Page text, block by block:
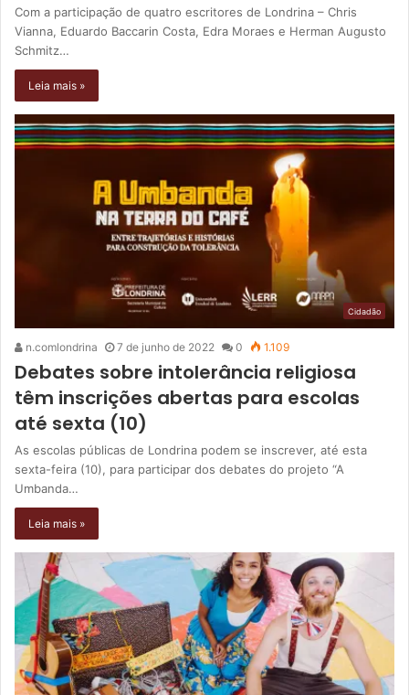
Com a participação de quatro escritores de Londrina – Chris
Vianna, Eduardo Baccarin Costa, Edra Moraes e Herman Augusto
Schmitz…
Leia mais »
Cidadão
n.comlondrina 7 de junho de 2022 0 1.109
Debates sobre intolerância religiosa
têm inscrições abertas para escolas
até sexta (10)
As escolas públicas de Londrina podem se inscrever, até esta
sexta-feira (10), para participar dos debates do projeto “A
Umbanda…
Leia mais »